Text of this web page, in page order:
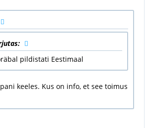
pildistati Eestimaal
keeles. Kus on info, et see toimus